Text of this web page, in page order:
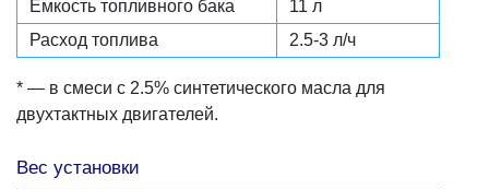
Емкость топливного бака
11 л
Расход топлива
2.5-3 л/ч
* — в смеси с 2.5% синтетического масла для
двухтактных двигателей.
Вес установки